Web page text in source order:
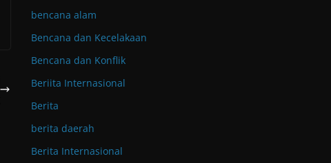
bencana alam
Bencana dan Kecelakaan
Bencana dan Konflik
Beriita Internasional
Berita
berita daerah
Berita Internasional